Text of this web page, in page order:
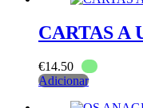
CARTAS A
€14.50
Adicionar